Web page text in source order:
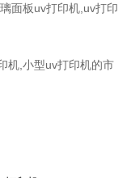
面板uv打印机,uv打印
机,小型uv打印机的市